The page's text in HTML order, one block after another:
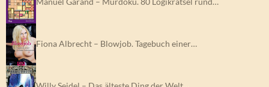
Fiona Albrecht – Blowjob. Tagebuch einer…